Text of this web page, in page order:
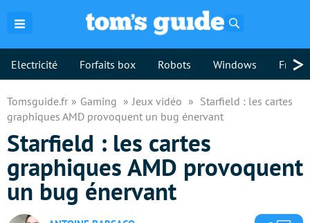
Electricité Forfaits box Robots Windows >
Tomsguide.fr Gaming Jeux vidéo
Starfield : les cartes
graphiques AMD provoquent un bug énervant
Starfield : les cartes
graphiques AMD provoquent
un bug énervant